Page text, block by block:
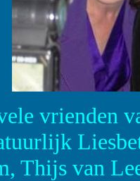
vrienden
Thijs van